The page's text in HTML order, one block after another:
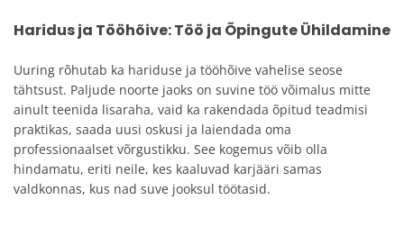
Haridus ja Tööhõive: Töö ja Õpingute Ühildamine
Uuring rõhutab ka hariduse ja tööhõive vahelise seose
tähtsust. Paljude noorte jaoks on suvine töö võimalus mitte
ainult teenida lisaraha, vaid ka rakendada õpitud teadmisi
praktikas, saada uusi oskusi ja laiendada oma
professionaalset võrgustikku. See kogemus võib olla
hindamatu, eriti neile, kes kaaluvad karjääri samas
valdkonnas, kus nad suve jooksul töötasid.